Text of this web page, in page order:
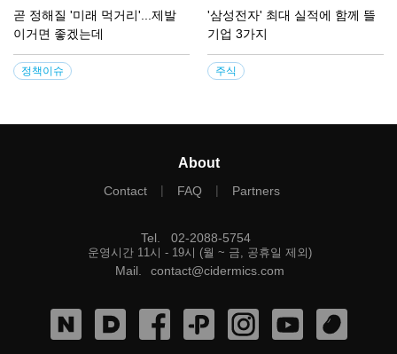
곧 정해질 '미래 먹거리'...제발
이거면 좋겠는데
정책이슈
'삼성전자' 최대 실적에 함께 뜰
기업 3가지
주식
About
Contact | FAQ | Partners
Tel. 02-2088-5754
운영시간 11시 - 19시 (월 ~ 금, 공휴일 제외)
Mail. contact@cidermics.com